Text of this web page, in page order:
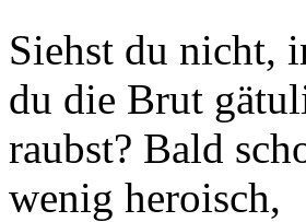
Siehst du nicht,
du die Brut
raubst? Bald
wenig heroisch,